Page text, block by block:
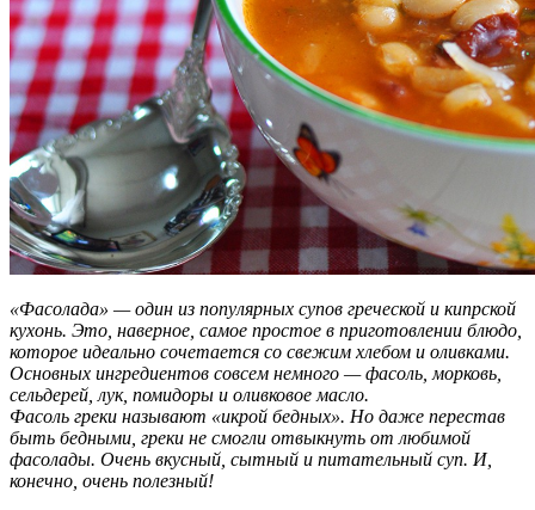
«Фасолада» — один из популярных супов греческой и кипрской
кухонь. Это, наверное, самое простое в приготовлении блюдо,
которое идеально сочетается со свежим хлебом и оливками.
Основных ингредиентов совсем немного — фасоль, морковь,
сельдерей, лук, помидоры и оливковое масло.
Фасоль греки называют «икрой бедных». Но даже перестав
быть бедными, греки не смогли отвыкнуть от любимой
фасолады. Очень вкусный, сытный и питательный суп. И,
конечно, очень полезный!